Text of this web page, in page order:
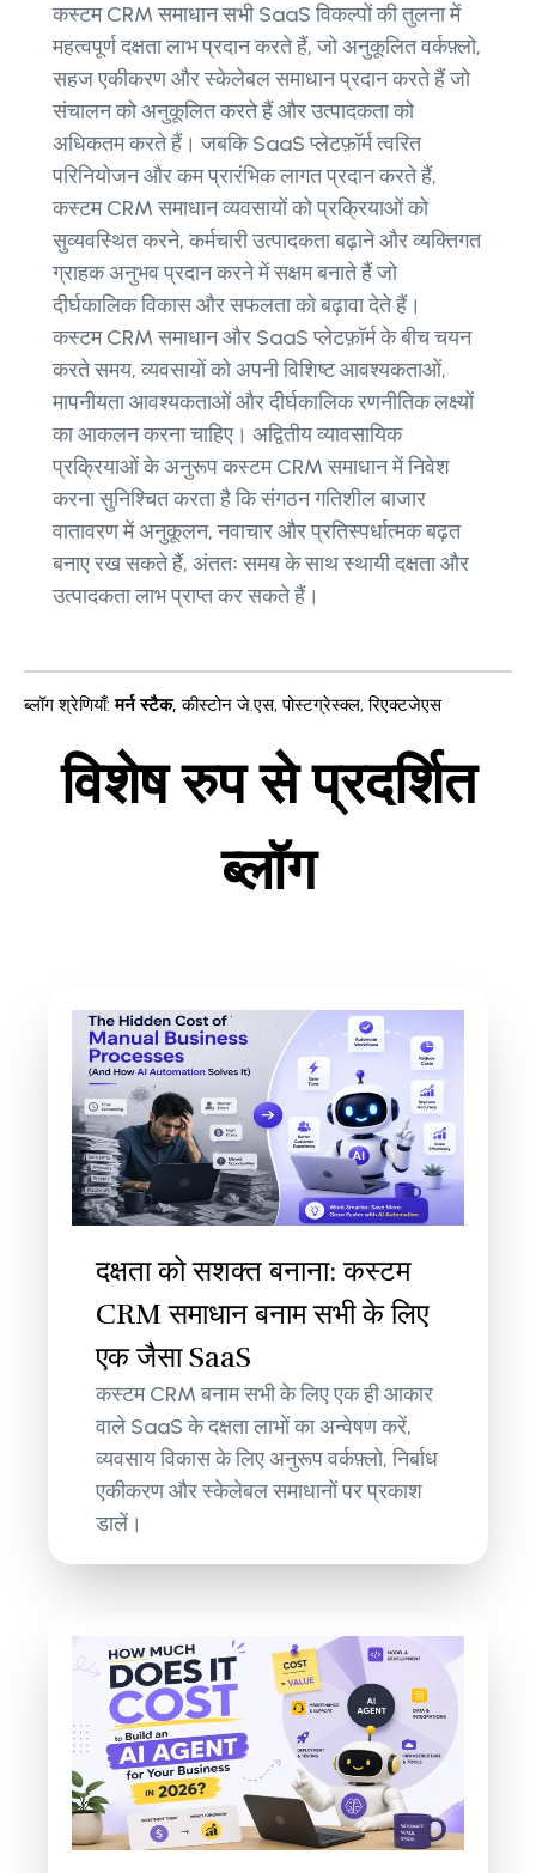
कस्टम CRM समाधान सभी SaaS विकल्पों की तुलना में
महत्वपूर्ण दक्षता लाभ प्रदान करते हैं, जो अनुकूलित वर्कफ़्लो,
सहज एकीकरण और स्केलेबल समाधान प्रदान करते हैं जो
संचालन को अनुकूलित करते हैं और उत्पादकता को
अधिकतम करते हैं। जबकि SaaS प्लेटफ़ॉर्म त्वरित
परिनियोजन और कम प्रारंभिक लागत प्रदान करते हैं,
कस्टम CRM समाधान व्यवसायों को प्रक्रियाओं को
सुव्यवस्थित करने, कर्मचारी उत्पादकता बढ़ाने और व्यक्तिगत
ग्राहक अनुभव प्रदान करने में सक्षम बनाते हैं जो
दीर्घकालिक विकास और सफलता को बढ़ावा देते हैं।
कस्टम CRM समाधान और SaaS प्लेटफ़ॉर्म के बीच चयन
करते समय, व्यवसायों को अपनी विशिष्ट आवश्यकताओं,
मापनीयता आवश्यकताओं और दीर्घकालिक रणनीतिक लक्ष्यों
का आकलन करना चाहिए। अद्वितीय व्यावसायिक
प्रक्रियाओं के अनुरूप कस्टम CRM समाधान में निवेश
करना सुनिश्चित करता है कि संगठन गतिशील बाजार
वातावरण में अनुकूलन, नवाचार और प्रतिस्पर्धात्मक बढ़त
बनाए रख सकते हैं, अंततः समय के साथ स्थायी दक्षता और
उत्पादकता लाभ प्राप्त कर सकते हैं।
ब्लॉग श्रेणियाँ: मर्न स्टैक, कीस्टोन जे.एस,पोस्टग्रेस्क्ल,रिएक्टजेएस
विशेष रुप से प्रदर्शित
ब्लॉग
दक्षता को सशक्त बनाना: कस्टम
CRM समाधान बनाम सभी के लिए
एक जैसा SaaS
कस्टम CRM बनाम सभी के लिए एक ही आकार
वाले SaaS के दक्षता लाभों का अन्वेषण करें,
व्यवसाय विकास के लिए अनुरूप वर्कफ़्लो, निर्बाध
एकीकरण और स्केलेबल समाधानों पर प्रकाश
डालें।